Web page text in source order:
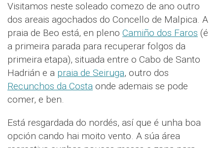
Visitamos neste soleado comezo de ano outro
dos areais agochados do Concello de Malpica. A
praia de Beo está, en pleno Camiño dos Faros (é
a primeira parada para recuperar folgos da
primeira etapa), situada entre o Cabo de Santo
Hadrián e a praia de Seiruga, outro dos
Recunchos da Costa onde ademais se pode
comer, e ben.
Está resgardada do nordés, así que é unha boa
opción cando hai moito vento. A súa área